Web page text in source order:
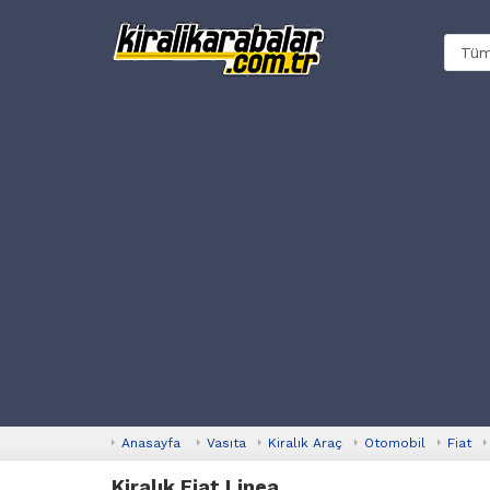
Anasayfa Vasıta Kiralık Araç Otomobil Fiat